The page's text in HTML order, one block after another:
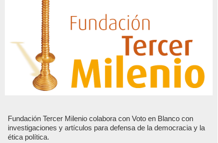
Fundación Tercer Milenio colabora con Voto en Blanco con
investigaciones y artículos para defensa de la democracia y la
ética política.